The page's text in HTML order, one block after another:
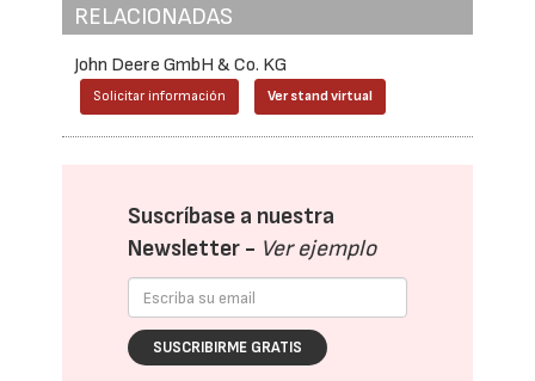
RELACIONADAS
John Deere GmbH & Co. KG
Solicitar información Ver stand virtual
Suscríbase a nuestra
Newsletter - Ver ejemplo
SUSCRIBIRME GRATIS